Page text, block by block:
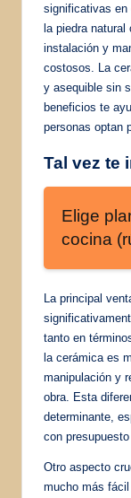
significativas en
la piedra natural
instalación y
costosos. La
y asequible sin
beneficios te
personas optan
Tal vez te
Elige
cocina
La principal
tanto en
la cerámica es
manipulación y
obra. Esta
determinante,
con presupuesto
Otro aspecto
mucho más fácil